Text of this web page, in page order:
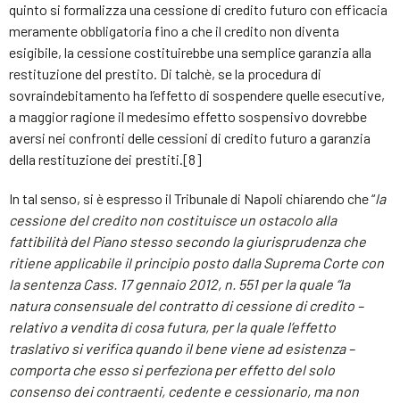
quinto si formalizza una cessione di credito futuro con efficacia
meramente obbligatoria fino a che il credito non diventa
esigibile, la cessione costituirebbe una semplice garanzia alla
restituzione del prestito. Di talchè, se la procedura di
sovraindebitamento ha l’effetto di sospendere quelle esecutive,
a maggior ragione il medesimo effetto sospensivo dovrebbe
aversi nei confronti delle cessioni di credito futuro a garanzia
della restituzione dei prestiti.[8]
In tal senso, si è espresso il Tribunale di Napoli chiarendo che “la
cessione del credito non costituisce un ostacolo alla
fattibilità del Piano stesso secondo la giurisprudenza che
ritiene applicabile il principio posto dalla Suprema Corte con
la sentenza Cass. 17 gennaio 2012, n. 551 per la quale “la
natura consensuale del contratto di cessione di credito –
relativo a vendita di cosa futura, per la quale l’effetto
traslativo si verifica quando il bene viene ad esistenza –
comporta che esso si perfeziona per effetto del solo
consenso dei contraenti, cedente e cessionario, ma non